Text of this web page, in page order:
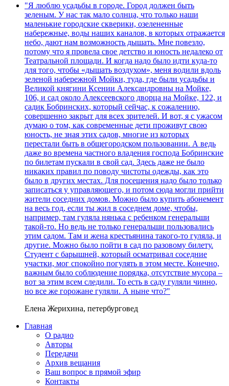
"Я люблю усадьбы в городе. Город должен быть
зеленым. У нас так мало солнца, что только наши
маленькие городские скверики, озелененные
набережные, воды наших каналов, в которых отражается
небо, дают нам возможность дышать. Мне повезло,
потому что я провела свое детство и юность недалеко от
Театральной площади. И когда надо было идти куда-то
для того, чтобы «дышать воздухом», меня водили вдоль
зеленой набережной Мойки, туда, где были усадьбы и
Великой княгини Ксении Александровны на Мойке,
106, и сад около Алексеевского дворца на Мойке, 122, и
садик Бобринских, который сейчас, к сожалению,
совершенно закрыт для всех зрителей. И вот, я с ужасом
думаю о том, как современные дети проживут свою
юность, не зная этих садов, многие из которых
перестали быть в общегородском пользовании. А ведь
даже во времена частного владения господа Бобринские
по билетам пускали в свой сад. Здесь даже не было
никаких правил по поводу чистоты одежды, как это
было в других местах. Для посещения надо было только
записаться у управляющего, и потом сюда могли прийти
жители соседних домов. Можно было купить абонемент
на весь год, если ты жил в соседнем доме, чтобы,
например, там гуляла нянька с ребенком генеральши
такой-то. Но ведь не только генеральши пользовались
этим садом. Там и жена крестьянина такого-то гуляла, и
другие. Можно было пойти в сад по разовому билету.
Студент с барышней, который осматривал соседние
участки, мог спокойно погулять в этом месте. Конечно,
важным было соблюдение порядка, отсутствие мусора –
вот за этим всем следили. То есть в саду гуляли чинно,
но все же горожане гуляли. А ныне что?"
Елена Жерихина, петербурговед
Главная
О радио
Авторы
Передачи
Архив вещания
Ваш вопрос в прямой эфир
Контакты